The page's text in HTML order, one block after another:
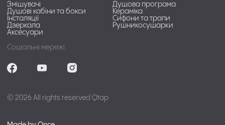
Змішувачі
Душова програма
Душові кабіни та бокси
Кераміка
Інсталяції
Сифони та трапи
Дзеркала
Рушникосушарки
Аксесуари
Соціальні мережі
© 2026 All rights reserved Qtap